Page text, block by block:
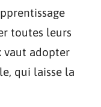
toutes leurs
vaut adopter
qui laisse la